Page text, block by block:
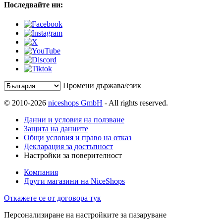
Последвайте ни:
Промени държава/език
© 2010-2026 niceshops GmbH - All rights reserved.
Данни и условия на ползване
Защита на данните
Общи условия и право на отказ
Декларация за достъпност
Настройки за поверителност
Компания
Други магазини на NiceShops
Откажете се от договора тук
Персонализиране на настройките за пазаруване